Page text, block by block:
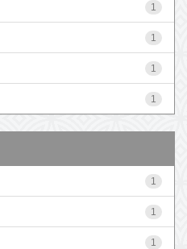
1
1
1
1
1
1
1